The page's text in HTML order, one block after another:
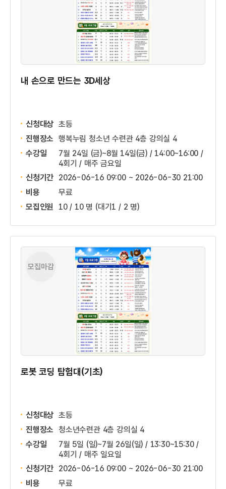
내 손으로 만드는 3D세상
신청대상 초등
진행장소 행복누림 청소년 수련관 4층 강의실 4
수강일
7월 24일 (금)~8월 14일(금) / 14:00~16:00 /
4회기 / 매주 금요일
신청기간 2026-06-16 09:00 ~ 2026-06-30 21:00
비용
무료
모집인원
10 / 10 명 (대기1 / 2 명)
모집마감
로봇 코딩 탐험대(기초)
신청대상 초등
진행장소 청소년수련관 4층 강의실 4
수강일
7월 5일 (일)~7월 26일(일) / 13:30~15:30 /
4회기 / 매주 일요일
신청기간 2026-06-16 09:00 ~ 2026-06-30 21:00
비용
무료